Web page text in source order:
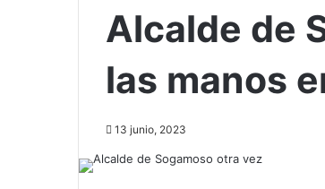
Alcalde de
las manos
13 junio, 2023